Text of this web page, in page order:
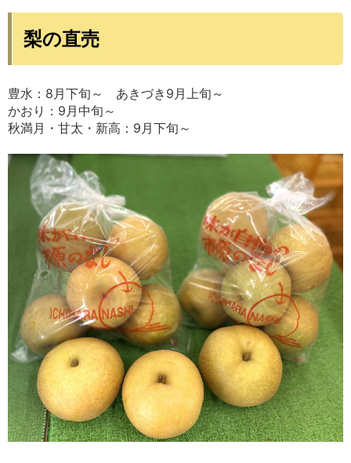
梨の直売
豊水：8月下旬～ あきづき9月上旬～
かおり：9月中旬～
秋満月・甘太・新高：9月下旬～